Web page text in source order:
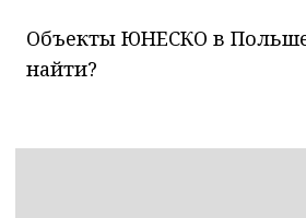
Объекты ЮНЕСКО в Польше
найти?